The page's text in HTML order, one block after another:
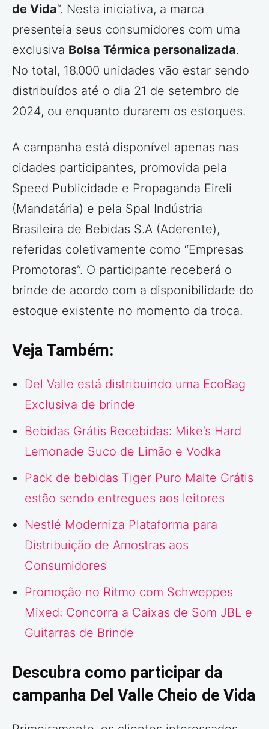
de Vida“. Nesta iniciativa, a marca
presenteia seus consumidores com uma
exclusiva Bolsa Térmica personalizada.
No total, 18.000 unidades vão estar sendo
distribuídos até o dia 21 de setembro de
2024, ou enquanto durarem os estoques.
A campanha está disponível apenas nas
cidades participantes, promovida pela
Speed Publicidade e Propaganda Eireli
(Mandatária) e pela Spal Indústria
Brasileira de Bebidas S.A (Aderente),
referidas coletivamente como “Empresas
Promotoras”. O participante receberá o
brinde de acordo com a disponibilidade do
estoque existente no momento da troca.
Veja Também:
Del Valle está distribuindo uma EcoBag
Exclusiva de brinde
Bebidas Grátis Recebidas: Mike’s Hard
Lemonade Suco de Limão e Vodka
Pack de bebidas Tiger Puro Malte Grátis
estão sendo entregues aos leitores
Nestlé Moderniza Plataforma para
Distribuição de Amostras aos
Consumidores
Promoção no Ritmo com Schweppes
Mixed: Concorra a Caixas de Som JBL e
Guitarras de Brinde
Descubra como participar da
campanha Del Valle Cheio de Vida